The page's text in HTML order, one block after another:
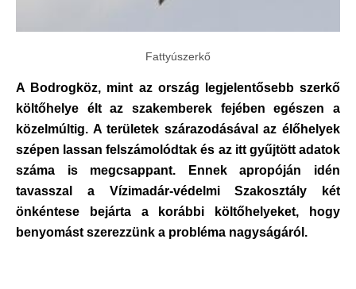
Fattyúszerkő
A Bodrogköz, mint az ország legjelentősebb szerkő
költőhelye élt az szakemberek fejében egészen a
közelmúltig. A területek szárazodásával az élőhelyek
szépen lassan felszámolódtak és az itt gyűjtött adatok
száma is megcsappant. Ennek apropóján idén
tavasszal a Vízimadár-védelmi Szakosztály két
önkéntese bejárta a korábbi költőhelyeket, hogy
benyomást szerezzünk a probléma nagyságáról.